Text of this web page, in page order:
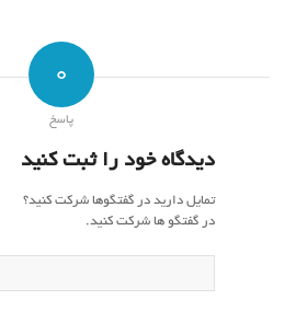
0
پاسخ
دیدگاه خود را ثبت کنید
تمایل دارید در گفتگوها شرکت کنید؟
در گفتگو ها شرکت کنید.